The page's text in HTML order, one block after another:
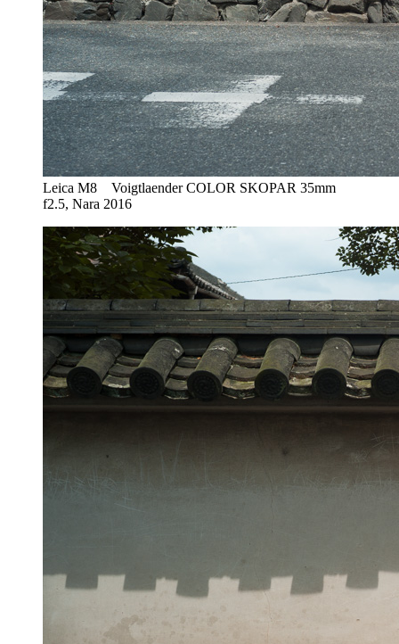
Leica M8 Voigtlaender COLOR SKOPAR 35mm
f2.5, Nara 2016